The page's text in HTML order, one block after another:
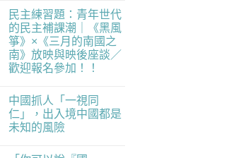
廿
年
首
度
零
委
員，
連
示
警
重
要
留
言
民主練習題：青年世代
的民主補課潮｜《黑風
箏》×《三月的南國之
南》放映與映後座談／
歡迎報名參加！！
主
練
習
題：
留
言
中國抓人「一視同
仁」，出入境中國都是
未知的風險